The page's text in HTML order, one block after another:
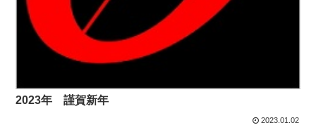
2023年 謹賀新年
2023.01.02